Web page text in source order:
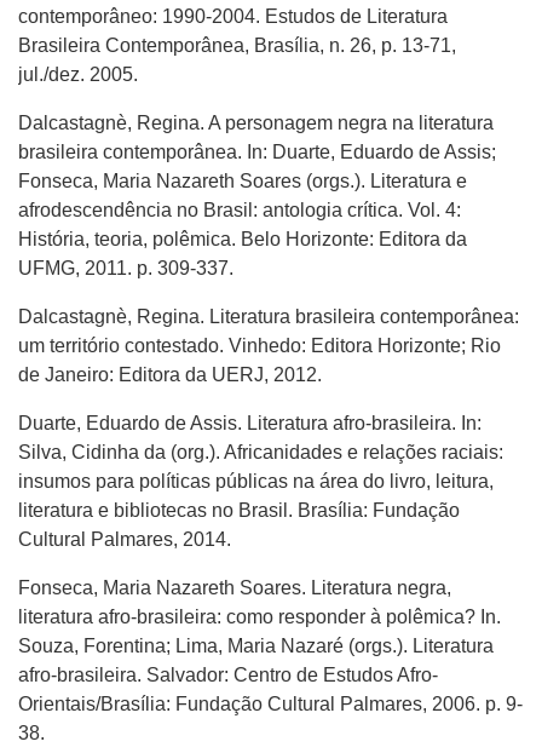
contemporâneo: 1990-2004. Estudos de Literatura
Brasileira Contemporânea, Brasília, n. 26, p. 13-71,
jul./dez. 2005.
Dalcastagnè, Regina. A personagem negra na literatura
brasileira contemporânea. In: Duarte, Eduardo de Assis;
Fonseca, Maria Nazareth Soares (orgs.). Literatura e
afrodescendência no Brasil: antologia crítica. Vol. 4:
História, teoria, polêmica. Belo Horizonte: Editora da
UFMG, 2011. p. 309-337.
Dalcastagnè, Regina. Literatura brasileira contemporânea:
um território contestado. Vinhedo: Editora Horizonte; Rio
de Janeiro: Editora da UERJ, 2012.
Duarte, Eduardo de Assis. Literatura afro-brasileira. In:
Silva, Cidinha da (org.). Africanidades e relações raciais:
insumos para políticas públicas na área do livro, leitura,
literatura e bibliotecas no Brasil. Brasília: Fundação
Cultural Palmares, 2014.
Fonseca, Maria Nazareth Soares. Literatura negra,
literatura afro-brasileira: como responder à polêmica? In.
Souza, Forentina; Lima, Maria Nazaré (orgs.). Literatura
afro-brasileira. Salvador: Centro de Estudos Afro-
Orientais/Brasília: Fundação Cultural Palmares, 2006. p. 9-
38.